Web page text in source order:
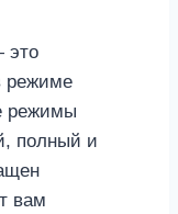
режиме
режимы
полный и
вам